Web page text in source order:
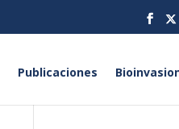
Publicaciones